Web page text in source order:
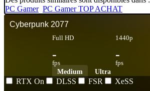
PC Gamer PC Gamer TOP ACHAT
Cyberpunk 2077
Full HD
-
fps
1440p
-
fps
Medium Ultra
RTX On DLSS FSR XeSS